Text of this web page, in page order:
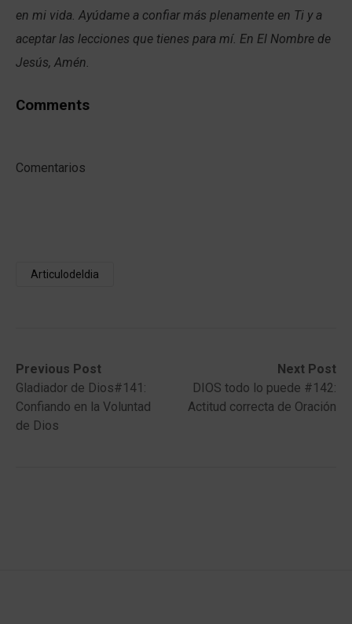
en mi vida. Ayúdame a confiar más plenamente en Ti y a
aceptar las lecciones que tienes para mí. En El Nombre de
Jesús, Amén.
Comments
Comentarios
Articulodeldia
Post
navigation
Previous Post
Previous
post:Gladiador de Dios#141:
Confiando en la Voluntad
de Dios
Next Post
Next
post:
DIOS todo lo puede #142:
Actitud correcta de Oración